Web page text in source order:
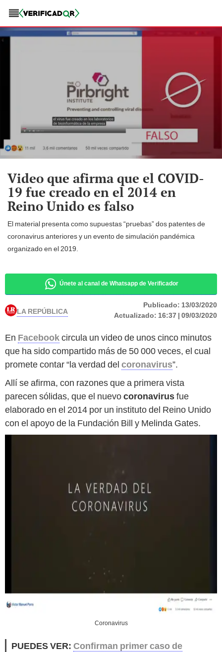
Video que afirma que el COVID-
19 fue creado en el 2014 en
Reino Unido es falso
El material presenta como supuestas “pruebas” dos patentes de
coronavirus anteriores y un evento de simulación pandémica
organizado en el 2019.
Únete al canal de Whatsapp de Verificador
LA REPÚBLICA Publicado: 13/03/2020
Actualizado: 16:37 | 09/03/2020
En Facebookcircula un video de unos cinco minutos
que ha sido compartido más de 50 000 veces, el cual
promete contar “la verdad del coronavirus”.
Allí se afirma, con razones que a primera vista
parecen sólidas, que el nuevocoronavirusfue
elaborado en el 2014 por un instituto del Reino Unido
con el apoyo de la Fundación Bill y Melinda Gates.
Coronavirus
PUEDES VER: Confirman primer caso de